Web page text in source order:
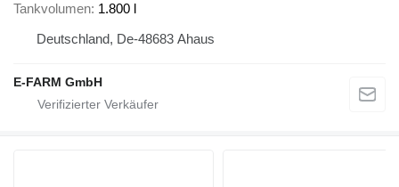
Tankvolumen 1.800 l
Deutschland, De-48683 Ahaus
E-FARM GmbH